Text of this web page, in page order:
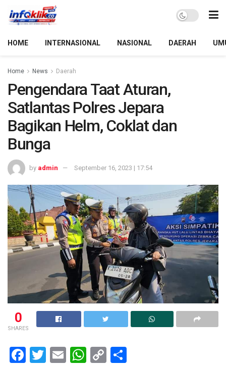
HOME INTERNASIONAL NASIONAL DAERAH
Home News Daerah
Pengendara Taat Aturan,
Satlantas Polres Jepara
Bagikan Helm, Coklat dan
Bunga
by admin September 16, 2023 | 17:54
0
SHARES
F
T
E
W C